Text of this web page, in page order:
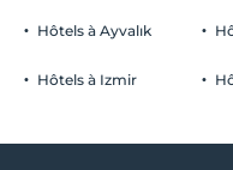
Événement de
Hôtels à Ayvalık
Hôtels à Izmir